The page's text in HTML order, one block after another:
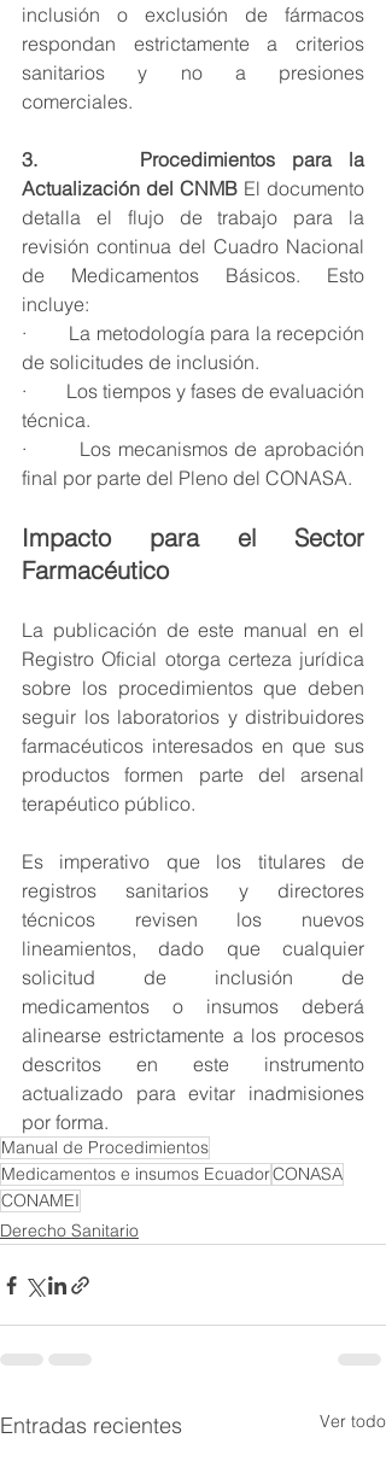
inclusión o exclusión de fármacos
respondan estrictamente a criterios
sanitarios y no a presiones
comerciales.
3.      Procedimientos para la
Actualización del CNMB El documento
detalla el flujo de trabajo para la
revisión continua del Cuadro Nacional
de Medicamentos Básicos. Esto
incluye:
·        La metodología para la recepción
de solicitudes de inclusión.
·        Los tiempos y fases de evaluación
técnica.
·        Los mecanismos de aprobación
final por parte del Pleno del CONASA.
Impacto para el Sector
Farmacéutico
La publicación de este manual en el
Registro Oficial otorga certeza jurídica
sobre los procedimientos que deben
seguir los laboratorios y distribuidores
farmacéuticos interesados en que sus
productos formen parte del arsenal
terapéutico público.
Es imperativo que los titulares de
registros sanitarios y directores
técnicos revisen los nuevos
lineamientos, dado que cualquier
solicitud de inclusión de
medicamentos o insumos deberá
alinearse estrictamente a los procesos
descritos en este instrumento
actualizado para evitar inadmisiones
por forma.
Manual de Procedimientos
Medicamentos e insumos EcuadorCONASA
CONAMEI
Derecho Sanitario
Entradas recientes Ver todo